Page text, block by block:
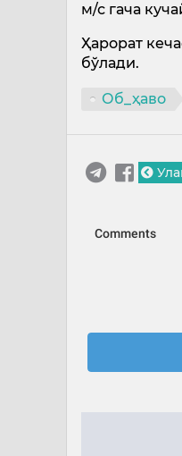
м/с гача
Ҳарорат
бўлади.
Об_ҳаво